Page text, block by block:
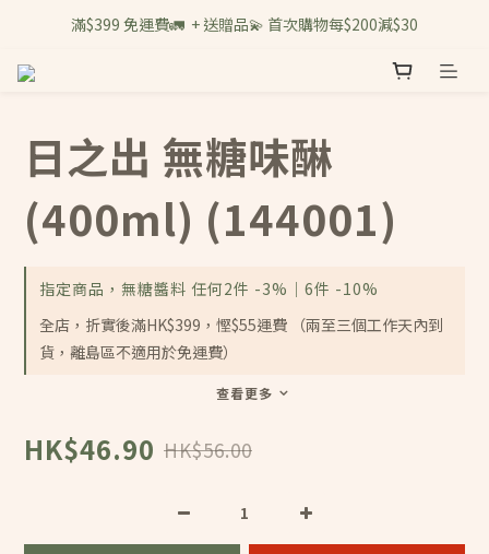
滿$399 免運費🚛  + 送贈品💫 首次購物每$200減$30
日之出 無糖味醂
(400ml) (144001)
指定商品，無糖醬料 任何2件 -3%｜6件 -10%
全店，折實後滿HK$399，慳$55運費 （兩至三個工作天內到
貨，離島區不適用於免運費）
查看更多
HK$46.90 HK$56.00